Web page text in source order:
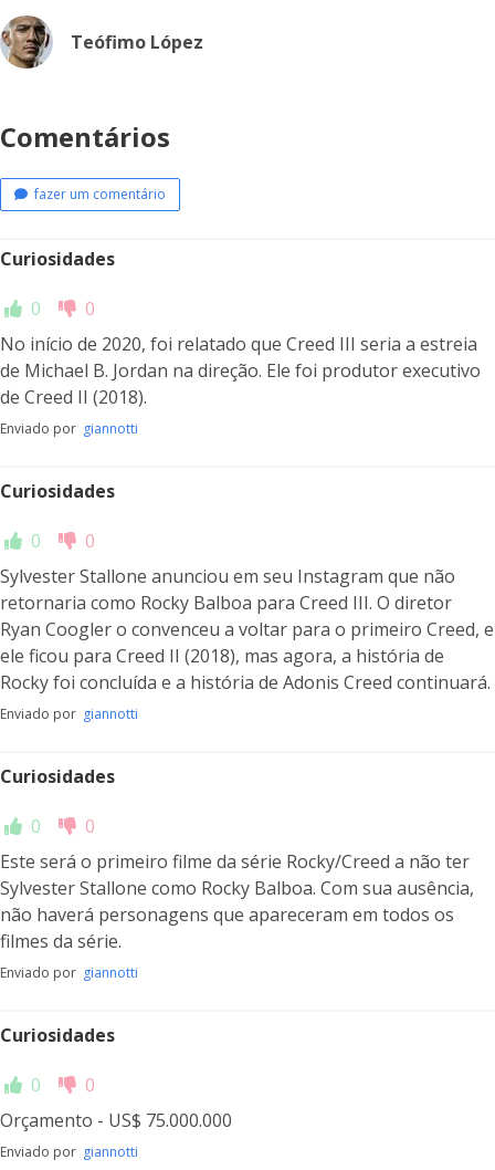
Teófimo López
Comentários
fazer um comentário
Curiosidades
0
0
No início de 2020, foi relatado que Creed III seria a estreia
de Michael B. Jordan na direção. Ele foi produtor executivo
de Creed II (2018).
Enviado por giannotti
Curiosidades
0
0
Sylvester Stallone anunciou em seu Instagram que não
retornaria como Rocky Balboa para Creed III. O diretor
Ryan Coogler o convenceu a voltar para o primeiro Creed, e
ele ficou para Creed II (2018), mas agora, a história de
Rocky foi concluída e a história de Adonis Creed continuará.
Enviado por giannotti
Curiosidades
0
0
Este será o primeiro filme da série Rocky/Creed a não ter
Sylvester Stallone como Rocky Balboa. Com sua ausência,
não haverá personagens que apareceram em todos os
filmes da série.
Enviado por giannotti
Curiosidades
0
0
Orçamento - US$ 75.000.000
Enviado por giannotti